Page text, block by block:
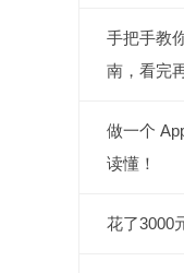
手把手教
南，看完
做一个
读懂！
花了3000